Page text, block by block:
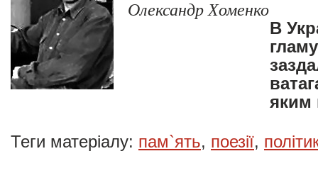
Олександр Хоменко
В
яким
Теги матеріалу: пам`ять, поезії,